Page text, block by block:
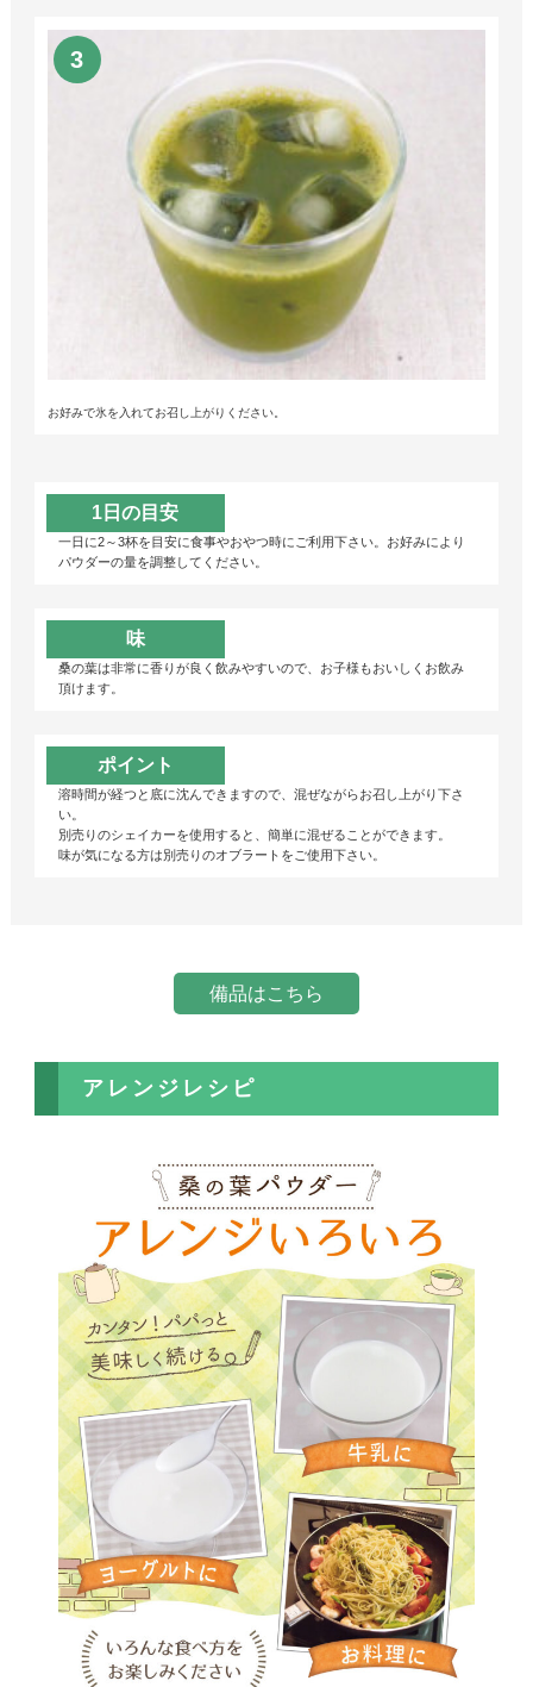
お好みで氷を入れてお召し上がりください。
1日の目安
一日に2～3杯を目安に食事やおやつ時にご利用下さい。お好みにより
パウダーの量を調整してください。
味
桑の葉は非常に香りが良く飲みやすいので、お子様もおいしくお飲み
頂けます。
ポイント
溶時間が経つと底に沈んできますので、混ぜながらお召し上がり下さ
い。
別売りのシェイカーを使用すると、簡単に混ぜることができます。
味が気になる方は別売りのオブラートをご使用下さい。
備品はこちら
アレンジレシピ